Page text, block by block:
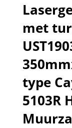
met
type
5103R